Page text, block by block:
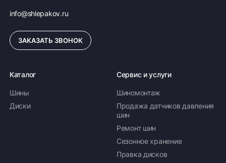
info@shlepakov.ru
ЗАКАЗАТЬ ЗВОНОК
Каталог
Шины
Диски
Сервис и услуги
Шиномонтаж
Продажа датчиков давления
шин
Ремонт шин
Сезонное хранение
Правка дисков